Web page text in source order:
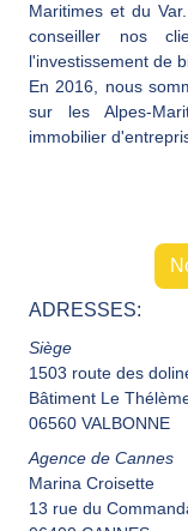
Maritimes et du
conseiller nos
l'investissement de
En 2016, nous
sur les Alpes-
immobilier
ADRESSES:
Siège
1503 route des
Bâtiment Le
06560 VALBONNE
Agence de Cannes
Marina Croisette
13 rue du